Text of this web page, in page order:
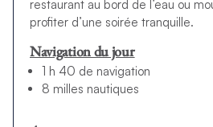
restaurant au bord de l’eau ou
profiter d’une soirée tranquille.
Navigation du jour
1 h 40 de navigation
8 milles nautiques